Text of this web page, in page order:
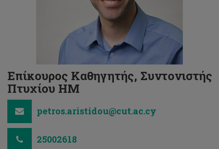
Επίκουρος Καθηγητής, Συντονιστής
Πτυχίου ΗΜ
petros.aristidou@cut.ac.cy
25002618